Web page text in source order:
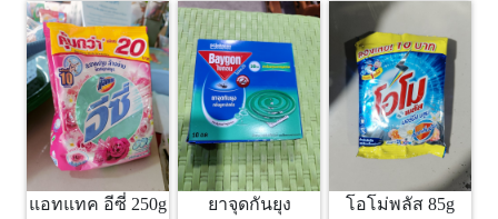
แอทแทค อีซี่ 250g
ยาจุดกันยุง
โอโม่พลัส 85g